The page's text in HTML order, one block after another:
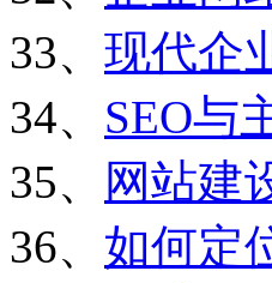
33、 现代企
34、 SEO与
35、
网站建
36、 如何定